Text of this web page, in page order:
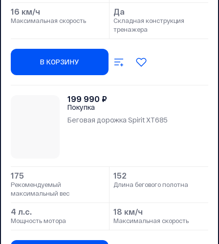
16 км/ч
Максимальная скорость
Да
Складная конструкция
тренажера
В КОРЗИНУ
199 990 ₽
Покупка
Беговая дорожка Spirit XT685
175
Рекомендуемый
максимальный вес
152
Длина бегового полотна
4 л.с.
Мощность мотора
18 км/ч
Максимальная скорость